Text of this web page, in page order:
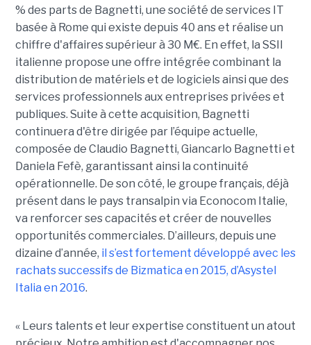
% des parts de Bagnetti, une société de services IT
basée à Rome qui existe depuis 40 ans et réalise un
chiffre d'affaires supérieur à 30 M€. En effet, la SSII
italienne propose une offre intégrée combinant la
distribution de matériels et de logiciels ainsi que des
services professionnels aux entreprises privées et
publiques. Suite à cette acquisition, Bagnetti
continuera d'être dirigée par l’équipe actuelle,
composée de Claudio Bagnetti, Giancarlo Bagnetti et
Daniela Fefè, garantissant ainsi la continuité
opérationnelle. De son côté, le groupe français, déjà
présent dans le pays transalpin via Econocom Italie,
va renforcer ses capacités et créer de nouvelles
opportunités commerciales. D’ailleurs, depuis une
dizaine d’année, il s’est fortement développé avec les
rachats successifs de Bizmatica en 2015, d’Asystel
Italia en 2016.
« Leurs talents et leur expertise constituent un atout